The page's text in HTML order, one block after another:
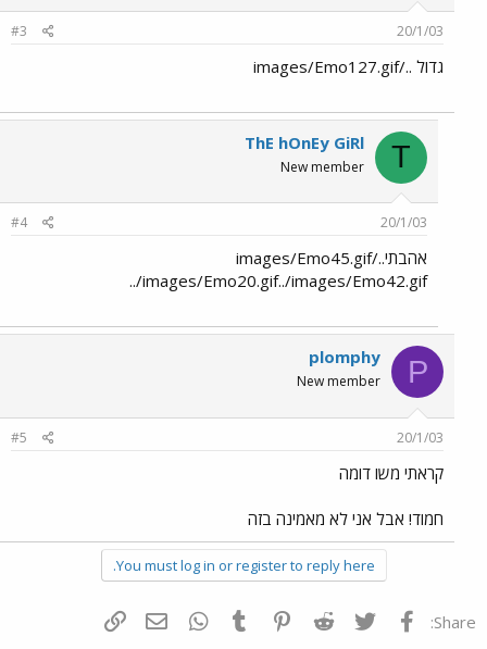
20/1/03
#3
גדול ../images/Emo127.gif
T
ThE hOnEy GiRl
New member
20/1/03
#4
אהבתי../images/Emo45.gif
../images/Emo20.gif../images/Emo42.gif
P
plomphy
New member
20/1/03
#5
קראתי משו דומה
חמוד! אבל אני לא מאמינה בזה
You must log in or register to reply here.
Share: פייסבוק Twitter
Reddit
Pinterest
Tumblr
WhatsAppדואר אלקטרוני